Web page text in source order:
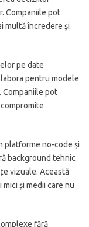
Companiile pot
multă încredere și
pe date
pentru modele
Companiile pot
platforme no-code și
background tehnic
vizuale. Această
și medii care nu
fără